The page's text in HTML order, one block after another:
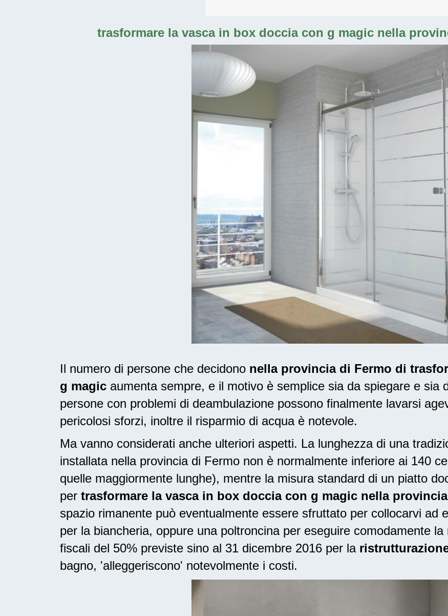
trasformare la vasca in box doccia con g magic nella
Il numero di persone che decidono nella provincia di Fermo di
g magic aumenta sempre, e il motivo è semplice sia da spiegare e sia
persone con problemi di deambulazione possono finalmente lavarsi
pericolosi sforzi, inoltre il risparmio di acqua è notevole.
Ma vanno considerati anche ulteriori aspetti. La lunghezza di una
installata nella provincia di Fermo non è normalmente inferiore ai 140
quelle maggiormente lunghe), mentre la misura standard di un piatto
per trasformare la vasca in box doccia con g magic nella
spazio rimanente può eventualmente essere sfruttato per collocarvi ad
per la biancheria, oppure una poltroncina per eseguire comodamente
fiscali del 50% previste sino al 31 dicembre 2016 per la
bagno, 'alleggeriscono' notevolmente i costi.